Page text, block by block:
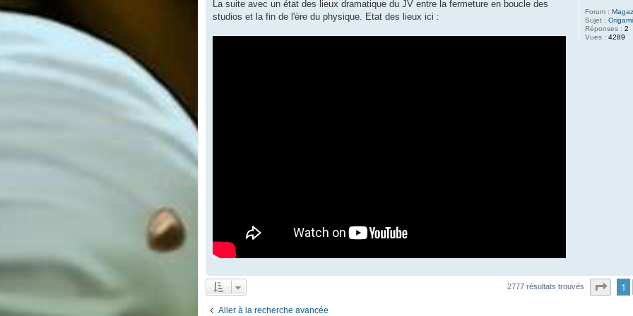
Forum :
Sujet :Origami
Réponses :2
Vues :4289
La suite avec un état des lieux dramatique du JV entre la fermeture en boucle des
studios et la fin de l'ère du physique. Etat des lieux ici :
2777 résultats trouvés Page1
Aller à la recherche avancée